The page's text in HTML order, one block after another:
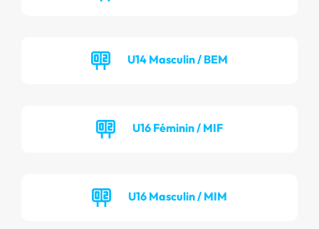
U14 Masculin / BEM
U16 Féminin / MIF
U16 Masculin / MIM